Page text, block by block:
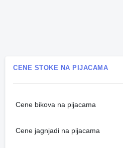
CENE STOKE NA PIJACAMA
Cene bikova na pijacama
Cene jagnjadi na pijacama